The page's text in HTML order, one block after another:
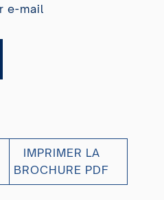
e-mail
IMPRIMER LA
BROCHURE PDF